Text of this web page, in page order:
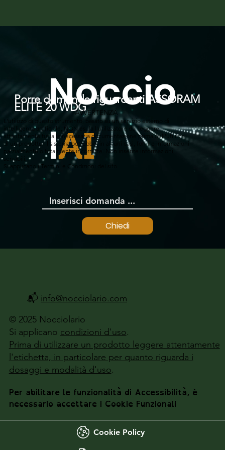
Chiedi
Noccio
lAI
Porre domande riguardanti ASSORAM
ELITE 20 WDGAVVERTENZA
L'utilizzo di questo strumento, basato su un servizio esterno di
intelligenza artificiale, NON esula l'utilizzatore dal leggere
attentamente tutta la necessaria documentazione prima dell'utilizzo
di un prodotto. Il sistema potrebbe, in alcuni casi, fornire informazioni
parzialmente o totalmente incorrette. Non inserire informazioni
sensibili.
Si applicano i Termini e Condizioni del sito.
© 2025 Nocciolario
Si applicano condizioni d'uso.
Prima di utilizzare un prodotto leggere attentamente
l'etichetta, in particolare per quanto riguarda i
dosaggi e modalità d'uso.
Per abilitare le funzionalità di Accessibilità, è
necessario accettare i Cookie Funzionali
Cookie Policy
📬 info@nocciolario.com